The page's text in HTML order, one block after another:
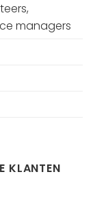
managers
KLANTEN